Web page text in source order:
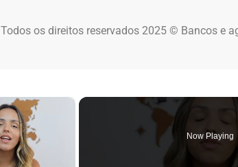
Todos os direitos reservados 2025 © Bancos e
×
Now Playing